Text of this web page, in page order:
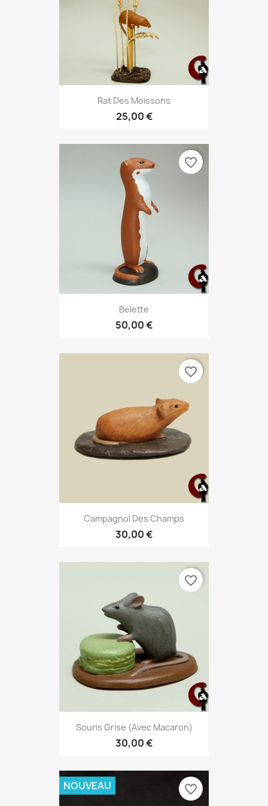
Rat Des Moissons
25,00 €
Belette
50,00 €
favorite_border
Campagnol Des Champs
30,00 €
favorite_border
Souris Grise (avec Macaron)
30,00 €
favorite_border
NOUVEAU favorite_border